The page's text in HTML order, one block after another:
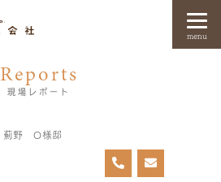
menu
Reports
現場レポート
薊野 Ｏ様邸